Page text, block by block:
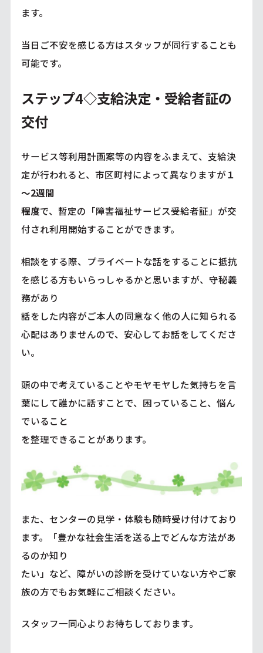
ます。
当日ご不安を感じる方はスタッフが同行することも
可能です。
ステップ4◇支給決定・受給者証の
交付
サービス等利用計画案等の内容をふまえて、支給決
定が行われると、市区町村によって異なりますが１
～2週間
程度で、暫定の「障害福祉サービス受給者証」が交
付され利用開始することができます。
相談をする際、プライベートな話をすることに抵抗
を感じる方もいらっしゃるかと思いますが、守秘義
務があり
話をした内容がご本人の同意なく他の人に知られる
心配はありませんので、安心してお話をしてくださ
い。
頭の中で考えていることやモヤモヤした気持ちを言
葉にして誰かに話すことで、困っていること、悩ん
でいること
を整理できることがあります。
また、センターの見学・体験も随時受け付けており
ます。「豊かな社会生活を送る上でどんな方法があ
るのか知り
たい」など、障がいの診断を受けていない方やご家
族の方でもお気軽にご相談ください。
スタッフ一同心よりお待ちしております。